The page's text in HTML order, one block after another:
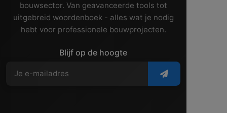
bouwsector. Van geavanceerde tools tot
uitgebreid woordenboek - alles wat je nodig
hebt voor professionele bouwprojecten.
Blijf op de hoogte